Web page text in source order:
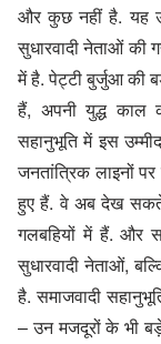
और कुछ नहीं है. यह
सुधारवादी नेताओं की
में है. पेट्टी बुर्जुआ की
हैं, अपनी युद्ध काल
सहानुभूति में इस
जनतांत्रिक लाइनों
हुए हैं. वे अब देख सकते
गलबहियों में हैं. और
सुधारवादी नेताओं,
है. समाजवादी
– उन मजदूरों के भी